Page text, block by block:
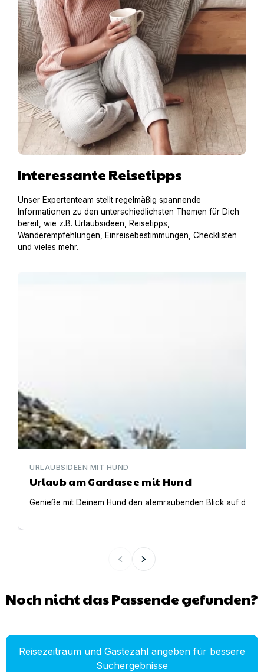
Interessante Reisetipps
Unser Expertenteam stellt regelmäßig spannende
Informationen zu den unterschiedlichsten Themen für Dich
bereit, wie z.B. Urlaubsideen, Reisetipps,
Wanderempfehlungen, Einreisebestimmungen, Checklisten
und vieles mehr.
URLAUBSIDEEN MIT HUND
Urlaub am Gardasee mit Hund
Genieße mit Deinem Hund den atemraubenden Blick auf den
Noch nicht das Passende gefunden?
Reisezeitraum und Gästezahl angeben für bessere
Suchergebnisse